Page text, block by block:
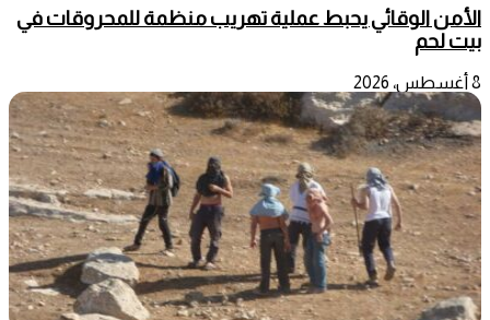
الأمن الوقائي يحبط عملية تهريب منظمة للمحروقات في
بيت لحم
8 أغسطس، 2026